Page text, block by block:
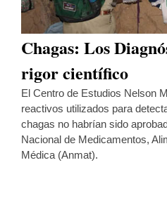
Chagas: Los
rigor científico
El Centro de Estudios Nelson
reactivos utilizados para
chagas no habrían sido
Nacional de Medicamentos,
Médica (Anmat).